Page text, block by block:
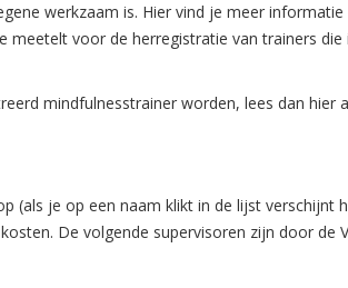
werkzaam is. Hier vind je meer informatie
meetelt voor de herregistratie van trainers die
mindfulnesstrainer worden, lees dan hier
(als je op een naam klikt in de lijst verschijnt
De volgende supervisoren zijn door de